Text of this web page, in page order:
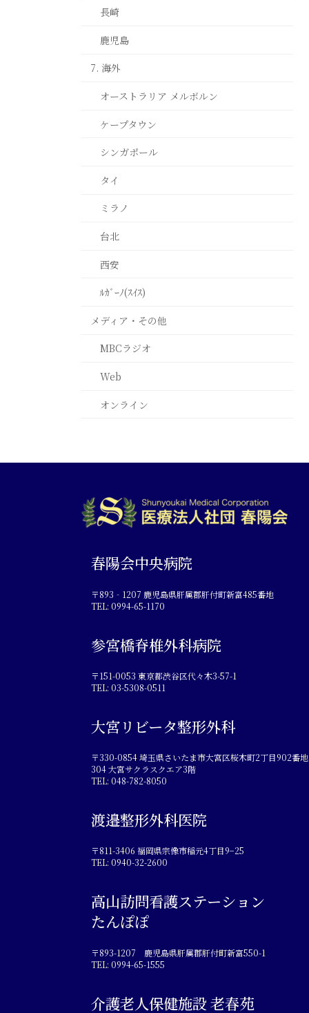
長崎
鹿児島
7. 海外
オーストラリア メルボルン
ケープタウン
シンガポール
タイ
ミラノ
台北
西安
ﾙｶﾞｰﾉ(ｽｲｽ)
メディア・その他
MBCラジオ
Web
オンライン
春陽会中央病院
〒893‐1207 鹿児島県肝属郡肝付町新富485番地
TEL: 0994-65-1170
参宮橋脊椎外科病院
〒151-0053 東京都渋谷区代々木3-57-1
TEL: 03-5308-0511
大宮リビータ整形外科
〒330-0854 埼玉県さいたま市大宮区桜木町2丁目902番地
304 大宮サクラスクエア3階
TEL: 048-782-8050
渡邉整形外科医院
〒811-3406 福岡県宗像市稲元4丁目9−25
TEL: 0940-32-2600
高山訪問看護ステーション
たんぽぽ
〒893-1207 鹿児島県肝属郡肝付町新富550-1
TEL: 0994-65-1555
介護老人保健施設 老春苑